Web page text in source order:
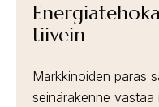
tiivein
Markkinoiden paras
seinärakenne